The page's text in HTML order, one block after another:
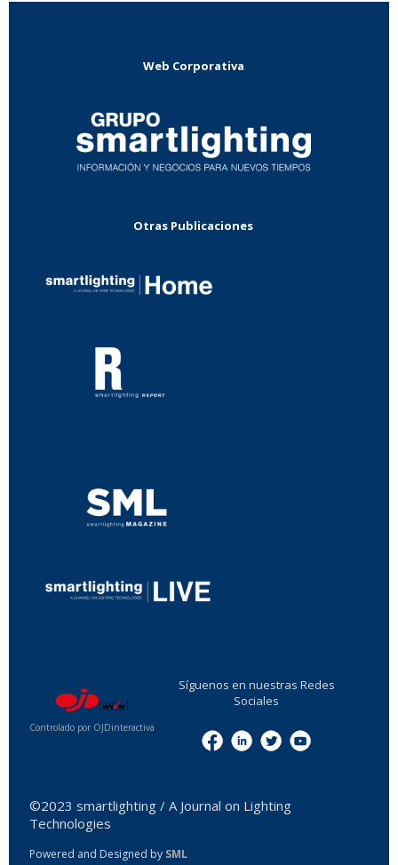
Web Corporativa
Otras Publicaciones
Controlado por OJDinteractiva
Síguenos en nuestras Redes
Sociales
©2023 smartlighting / A Journal on Lighting
Technologies
Powered and Designed by SML